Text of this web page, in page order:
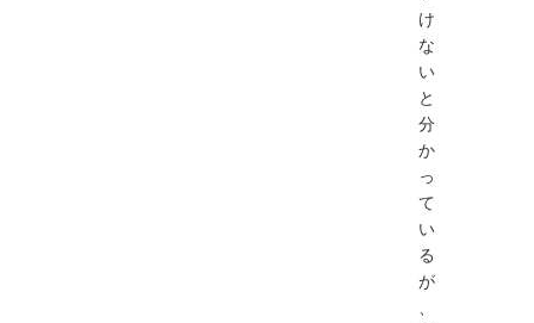
け
な
い
と
分
か
っ
て
い
る
が
、